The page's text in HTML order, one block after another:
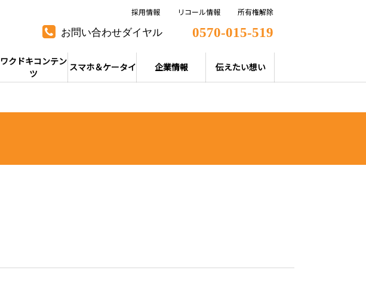
お問い合わせダイヤル 0570-015-519
ワクドキコンテン
ツ
スマホ＆ケータイ 企業情報 伝えたい想い
採用情報 リコール情報 所有権解除